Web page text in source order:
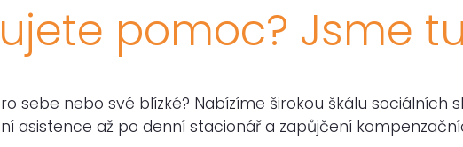
pomoc? Jsme
sebe nebo své blízké? Nabízíme širokou škálu sociálních
asistence až po denní stacionář a zapůjčení